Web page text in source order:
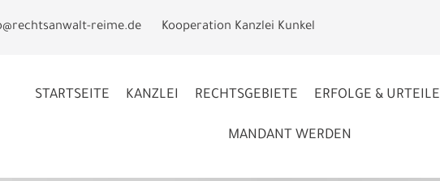
reime.de Kooperation Kanzlei Kunkel
STARTSEITE KANZLEI RECHTSGEBIETE ERFOLGE & URTEILE
MANDANT WERDEN